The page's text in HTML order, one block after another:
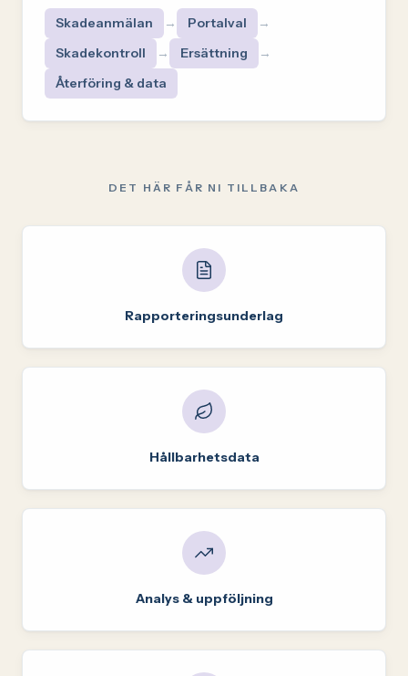
Skadeanmälan → Portalval
→
Skadekontroll
→ Ersättning
→
Återföring & data
DET HÄR FÅR NI TILLBAKA
Rapporteringsunderlag
Hållbarhetsdata
Analys & uppföljning